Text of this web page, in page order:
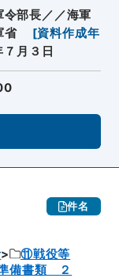
令部長／／海軍
省 [資料作成年
月３日
件名
⑪戦役等
備書類 ２